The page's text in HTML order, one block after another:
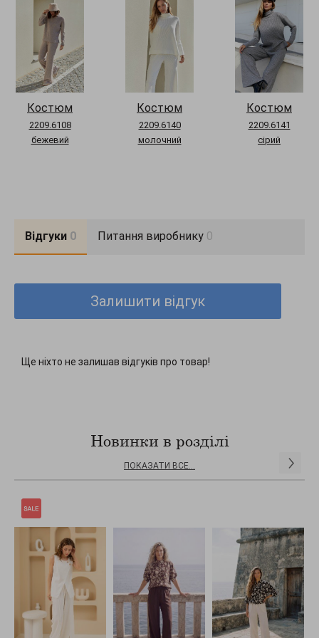
Конструктивні елементи:
втачний рукав
Догляд за одягом:
ручне прання до 30°
Довжина виробу:
S-M = 65 см, L-XL = 67 см, XXL-3XL = 69 см
Довжина рукава:
S-M = 53 см, L-XL = 53 см, XXL-3XL = 54 см
Комплектация:
Довжина брюк:
S-M = 110 см, L-XL = 110 см, XXL-3XL = 112 см
Костюм
2209.6108
бежевий
Костюм
2209.6140
молочний
Костюм
2209.6141
сірий
Відгуки 0 Питання виробнику 0
Залишити відгук
Ще ніхто не залишав відгуків про товар!
Новинки в розділі
ПОКАЗАТИ ВСЕ...